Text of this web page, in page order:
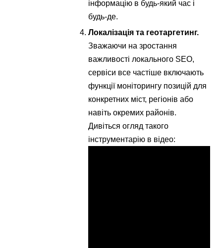
інформацію в будь-який час і
будь-де.
Локалізація та геотаргетинг.
Зважаючи на зростання
важливості локального SEO,
сервіси все частіше включають
функції моніторингу позицій для
конкретних міст, регіонів або
навіть окремих районів.
Дивіться огляд такого
інструментарію в відео: